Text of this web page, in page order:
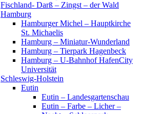
Fischland- Darß – Zingst – der Wald
Hamburg
Hamburger Michel – Hauptkirche
St. Michaelis
Hamburg – Miniatur-Wunderland
Hamburg – Tierpark Hagenbeck
Hamburg – U-Bahnhof HafenCity
Universität
Schleswig-Holstein
Eutin
Eutin – Landesgartenschau
Eutin – Farbe – Licher –